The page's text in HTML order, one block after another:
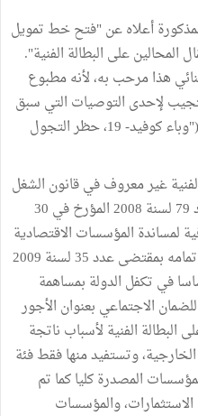
أعلاه عن "فتح خط تمويل
المحالين على البطالة الفنية".
هذا مرحب به، لأنه مطبوع
لإحدى التوصيات التي سبق
تقديمها في مقالنا التي نشرته ليدرز ("وباء كوفيد- 19، حظر التجول
غير معروف في قانون الشغل
التونسي إلى حين صدور القانون عدد 79 لسنة 2008 المؤرخ في 30
ظرفية لمساندة المؤسسات الاقتصادية
لمواصلة نشاطها، مثلما تم تنقيحه وإتمامه بمقتضى عدد 35 لسنة 2009
2009، تتمثل أساسا في تكفل الدولة بمساهمة
الاجتماعي بعنوان الأجور
البطالة الفنية لأسباب ناتجة
وتستفيد منها فقط فئة
المصدرة كليا كما تم
تشجيع الاستثمارات، والمؤسسات